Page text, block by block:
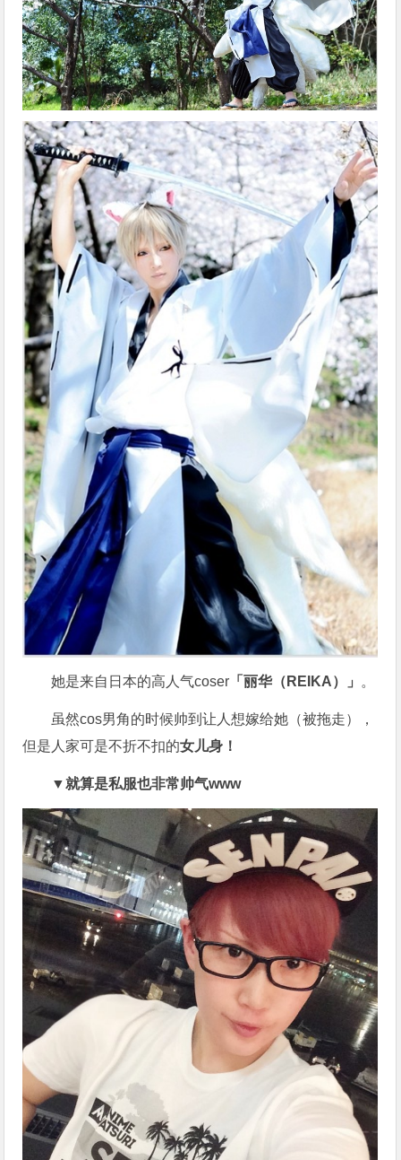
她是来自日本的高人气coser 「丽华（REIKA）」 。
虽然cos男角的时候帅到让人想嫁给她（被拖走），
但是人家可是不折不扣的女儿身！
▼就算是私服也非常帅气www